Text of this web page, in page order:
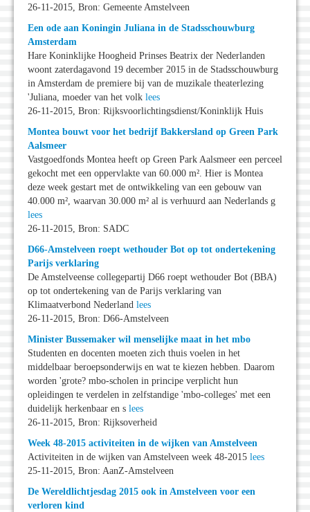
26-11-2015, Bron: Gemeente Amstelveen
Een ode aan Koningin Juliana in de Stadsschouwburg
Amsterdam
Hare Koninklijke Hoogheid Prinses Beatrix der Nederlanden
woont zaterdagavond 19 december 2015 in de Stadsschouwburg
in Amsterdam de premiere bij van de muzikale theaterlezing
'Juliana, moeder van het volk lees
26-11-2015, Bron: Rijksvoorlichtingsdienst/Koninklijk Huis
Montea bouwt voor het bedrijf Bakkersland op Green Park
Aalsmeer
Vastgoedfonds Montea heeft op Green Park Aalsmeer een perceel
gekocht met een oppervlakte van 60.000 m². Hier is Montea
deze week gestart met de ontwikkeling van een gebouw van
40.000 m², waarvan 30.000 m² al is verhuurd aan Nederlands g
lees
26-11-2015, Bron: SADC
D66-Amstelveen roept wethouder Bot op tot ondertekening
Parijs verklaring
De Amstelveense collegepartij D66 roept wethouder Bot (BBA)
op tot ondertekening van de Parijs verklaring van
Klimaatverbond Nederland lees
26-11-2015, Bron: D66-Amstelveen
Minister Bussemaker wil menselijke maat in het mbo
Studenten en docenten moeten zich thuis voelen in het
middelbaar beroepsonderwijs en wat te kiezen hebben. Daarom
worden 'grote? mbo-scholen in principe verplicht hun
opleidingen te verdelen in zelfstandige 'mbo-colleges' met een
duidelijk herkenbaar en s lees
26-11-2015, Bron: Rijksoverheid
Week 48-2015 activiteiten in de wijken van Amstelveen
Activiteiten in de wijken van Amstelveen week 48-2015 lees
25-11-2015, Bron: AanZ-Amstelveen
De Wereldlichtjesdag 2015 ook in Amstelveen voor een
verloren kind